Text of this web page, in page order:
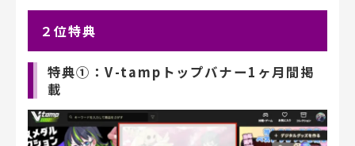
２位特典
特典①：V-tampトップバナー1ヶ月間掲
載